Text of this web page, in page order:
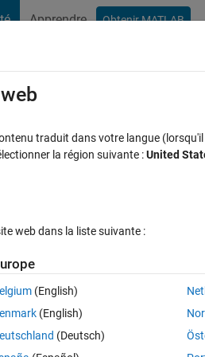
Apprendre Obtenir MATLAB
getting same results in both
traduit dans votre langue
la région suivante :United
web dans la liste suivante :
(English)
(English)
(Deutsch)